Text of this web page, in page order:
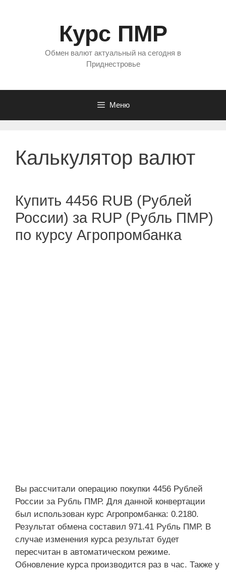
Курс ПМР
Обмен валют актуальный на сегодня в
Приднестровье
Меню
Калькулятор валют
Купить 4456 RUB (Рублей
России) за RUP (Рубль ПМР)
по курсу Агропромбанка
Вы рассчитали операцию покупки 4456 Рублей
России за Рубль ПМР. Для данной конвертации
был использован курс Агропромбанка: 0.2180.
Результат обмена составил 971.41 Рубль ПМР. В
случае изменения курса результат будет
пересчитан в автоматическом режиме.
Обновление курса производится раз в час. Также у